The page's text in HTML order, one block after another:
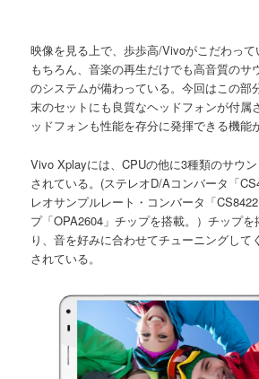
映像を見る上で、歩歩高/Vivoがこだわって
もちろん、音楽の再生だけでも高音質のサ
のシステムが備わっている。今回はこの部
末のセットにも良質なヘッドフォンが付属
ッドフォンも性能を存分に発揮できる機能
Vivo Xplayには、CPUの他に3種類のサウ
されている。(ステレオD/Aコンバータ「
レオサンプルレート・コンバータ「
プ「OPA2604」チップを搭載。）チップを
り、音を好みに合わせてチューニングして
されている。